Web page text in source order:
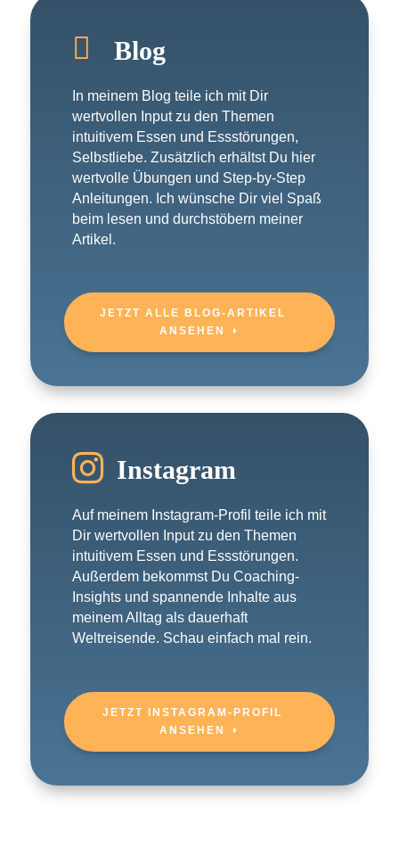
 Blog
In meinem Blog teile ich mit Dir
wertvollen Input zu den Themen
intuitivem Essen und Essstörungen,
Selbstliebe. Zusätzlich erhältst Du hier
wertvolle Übungen und Step-by-Step
Anleitungen. Ich wünsche Dir viel Spaß
beim lesen und durchstöbern meiner
Artikel.
JETZT ALLE BLOG-ARTIKEL
ANSEHEN
 Instagram
Auf meinem Instagram-Profil teile ich mit
Dir wertvollen Input zu den Themen
intuitivem Essen und Essstörungen.
Außerdem bekommst Du Coaching-
Insights und spannende Inhalte aus
meinem Alltag als dauerhaft
Weltreisende. Schau einfach mal rein.
JETZT INSTAGRAM-PROFIL
ANSEHEN